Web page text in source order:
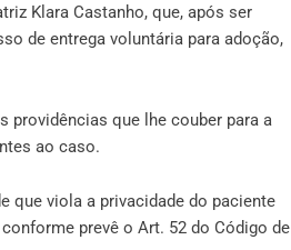
Klara Castanho, que, após ser
de entrega voluntária para adoção,
providências que lhe couber para a
ao caso.
que viola a privacidade do paciente
prevê o Art. 52 do Código de